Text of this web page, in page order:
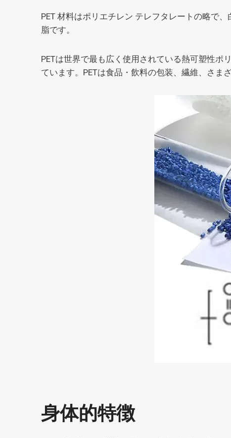
PET 材料はポリエチレン テレフタレートの略で
脂です。
PETは世界で最も広く使用されている熱可塑性
ています。PETは食品・飲料の包装、繊維、さま
身体的特徴